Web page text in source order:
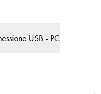
USB - PC